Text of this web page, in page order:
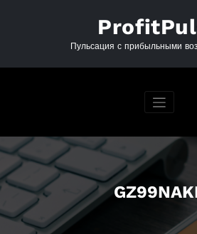
Пульсация с прибыльными